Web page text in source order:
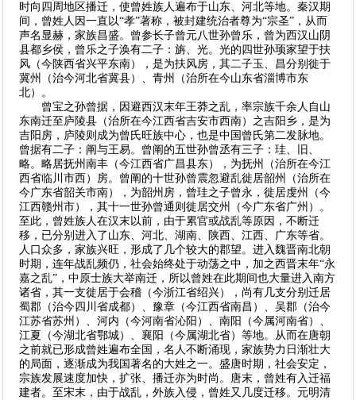
时向四周地区播迁，使曾姓族人遍布于山东、河北等地。秦汉期
间，曾姓人因一直以“孝”著称，被封建统治者尊为“宗圣”，从而
声名显赫，家族昌盛。曾参长子曾元八世孙曾乐，曾为西汉山阴
县都乡侯，曾乐之子涣有二子：旃、光。光的四世孙顼家望于扶
风（今陕西省兴平东南），是为扶风房，其二子玉、昌分别徙于
冀州（治今河北省冀县）、青州（治所在今山东省淄博市东
北）。
曾宝之孙曾据，因避西汉末年王莽之乱，率宗族千余人自山
东南迁至庐陵县（治所在今江西省吉安市西南）之吉阳乡，是为
吉阳房，庐陵则成为曾氏旺族中心，也是中国曾氏第二发脉地。
曾据有二子：阐与王易。曾阐的五世孙曾丞有三子：珪、旧、
略。略居抚州南丰（今江西省广昌县东），为抚州（治所在今江
西省临川市西）房。曾阐的十世孙曾震忽避乱徙居韶州（治所在
今广东省韶关市南），为韶州房，曾珪之子曾永，徙居虔州（今
江西赣州市），其十一世孙曾通则徙居交州（今广东省广州）。
至此，曾姓族人在汉末以前，由于累官或战乱等原因，不断迁
移，已分别进入了山东、河北、湖南、陕西、江西、广东等省。
人口众多，家族兴旺，形成了几个较大的郡望。进入魏晋南北朝
时期，连年战乱频仍，社会始终处于动荡之中，加之西晋末年“永
嘉之乱”，中原士族大举南迁，所以曾姓在此期间也大量进入南方
诸省，其一支徙居于会稽（今浙江省绍兴），尚有几支分别迁居
蜀郡（治今四川省成都）、豫章（今江西省南昌）、吴郡（治今
江苏省苏州）、河内（今河南省沁阳）、南阳（今属河南省）、
江夏（今湖北省鄂城）、襄阳（今属湖北省）等地。从而在唐朝
之前就已形成曾姓遍布全国，名人不断涌现，家族势力日渐壮大
的局面，逐渐成为我国著名的大姓之一。盛唐时期，社会安定，
宗族发展速度加快，扩张、播迁亦为时尚。唐末，曾姓有入迁福
建者。至宋末，由于战乱，外族入侵，曾姓又几度迁移。元明清